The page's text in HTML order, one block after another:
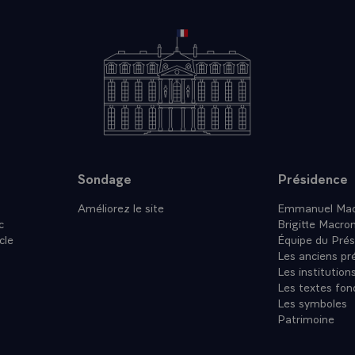
qu’ici, il faut savoir penser aussi avec la force de l’histoire, mais
Saint-Louisiennes et des Saint-Louisiens.
Louis a son avenir à construire, il passe par cette protection que
il passe aussi par vos projets. Saint-Louis est une terre d’ouverture,
Louis autour des années 1850 les Français s’inquiétaient de la
l’histoire bégaie.
montrer qu’ici nous sommes plus forts, plus intelligents qu’eux ; et
peuvent bien vivre ici.
à Saint-Louis la mosquée, la première mosquée avec à l’intérieur
avec cette cloche est devenue le modèle de nombre de mosquées à
aussi le modèle de la capacité à penser un islam de tolérance dans
et la réconciliation profonde de culture, d’histoire qui ne sont
Sondage
Améliorez le site
Présidence
Emmanuel
Brigitte Macron
Équipe du
Les anciens
Les institutions
Les textes
Les symboles
Patrimoine